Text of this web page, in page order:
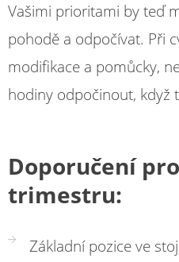
Vašimi prioritami by teď
pohodě a odpočívat. Při
modifikace a pomůcky,
hodiny odpočinout, když
Doporučení
trimestru:
Základní pozice ve